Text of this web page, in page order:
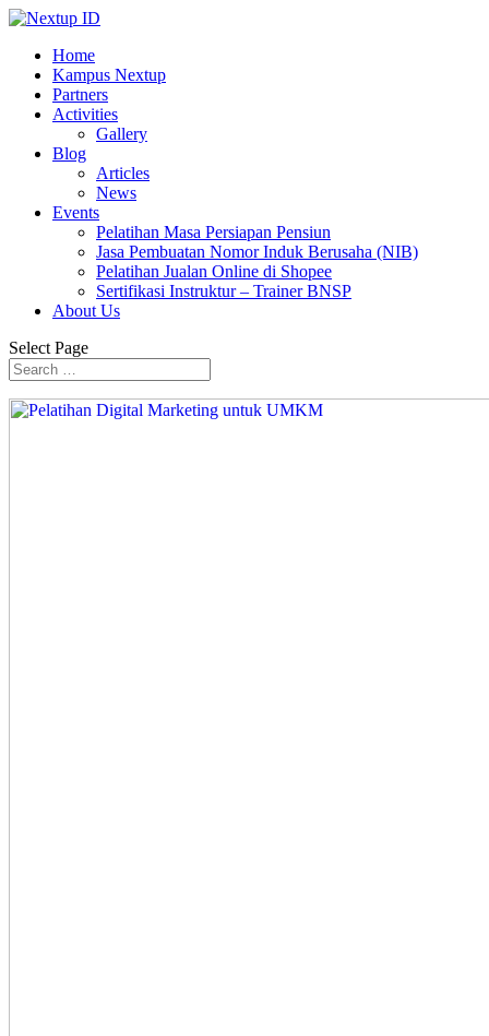
Home
Kampus Nextup
Partners
Activities
Gallery
Blog
Articles
News
Events
Pelatihan Masa Persiapan Pensiun
Jasa Pembuatan Nomor Induk Berusaha (NIB)
Pelatihan Jualan Online di Shopee
Sertifikasi Instruktur – Trainer BNSP
About Us
Select Page